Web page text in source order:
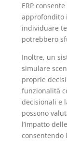
ERP
approfondito
individuare
potrebbero
Inoltre, un
simulare
proprie
funzionalità
decisionali e
possono
l’impatto
consentendo